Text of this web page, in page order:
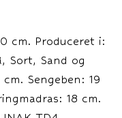
cm. Produceret i:
Sort, Sand og
Sengeben: 19
18 cm.